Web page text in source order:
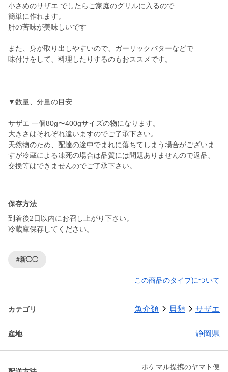
小さめのサザエ でしたらご家庭のグリルに入るので
簡単に作れます。
肝の苦味が美味しいです
また、身が取り出しやすいので、ガーリックバターなどで
味付けをして、料理したりするのもおススメです。
▼数量、分量の目安
サザエ 一個80g〜400gサイズの物になります。
大きさはそれぞれ違いますのでご了承下さい。
天然物のため、配達の途中でまれに落ちてしまう場合がございま
すが冷蔵による凍死の場合は品質には問題ありませんので返品、
交換等はできませんのでご了承下さい。
保存方法
到着後2日以内にお召し上がり下さい。
冷蔵庫保存してください。
#新◯◯
この商品のタイプについて
カテゴリ 魚介類 貝類 サザエ
産地 静岡県
ポケマル提携のヤマト便